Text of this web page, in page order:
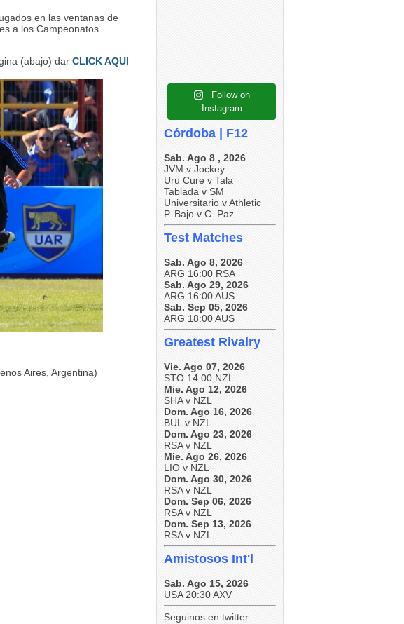
en las ventanas de
a los Campeonatos
(abajo) dar CLICK AQUI
Aires, Argentina)
0 5
Follow on
Instagram
Córdoba | F12
Sab. Ago 8 , 2026
JVM v Jockey
Uru Cure v Tala
Tablada v SM
Universitario v Athletic
P. Bajo v C. Paz
Test Matches
Sab. Ago 8, 2026
ARG 16:00 RSA
Sab. Ago 29, 2026
ARG 16:00 AUS
Sab. Sep 05, 2026
ARG 18:00 AUS
Greatest Rivalry
Vie. Ago 07, 2026
STO 14:00 NZL
Mie. Ago 12, 2026
SHA v NZL
Dom. Ago 16, 2026
BUL v NZL
Dom. Ago 23, 2026
RSA v NZL
Mie. Ago 26, 2026
LIO v NZL
Dom. Ago 30, 2026
RSA v NZL
Dom. Sep 06, 2026
RSA v NZL
Dom. Sep 13, 2026
RSA v NZL
Amistosos Int'l
Sab. Ago 15, 2026
USA 20:30 AXV
Seguinos en twitter